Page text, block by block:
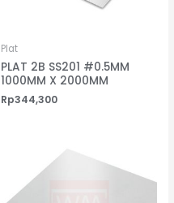
Plat
PLAT 2B SS201 #0.5MM
1000MM X 2000MM
Rp344,300